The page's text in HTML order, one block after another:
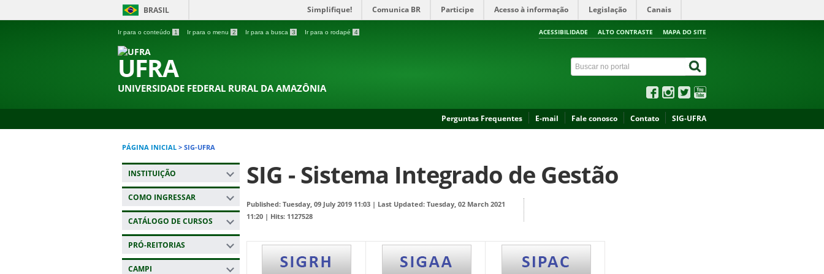
BRASIL Simplifique! Comunica BR Participe Acesso à informação Legislação Canais
Ir para o conteúdo 1 Ir para o menu 2 Ir para a busca 3 Ir para o rodapé 4 ACESSIBILIDADE ALTO CONTRASTE MAPA DO SITE
UFRA
UNIVERSIDADE FEDERAL RURAL DA AMAZÔNIA
Perguntas Frequentes E-mail Fale conosco Contato SIG-UFRA
PÁGINA INICIAL > SIG-UFRA
INSTITUIÇÃO
COMO INGRESSAR
CATÁLOGO DE CURSOS
PRÓ-REITORIAS
CAMPI
SIG - Sistema Integrado de Gestão
Published: Tuesday, 09 July 2019 11:03 | Last Updated: Tuesday, 02 March 2021
11:20 | Hits: 1127528